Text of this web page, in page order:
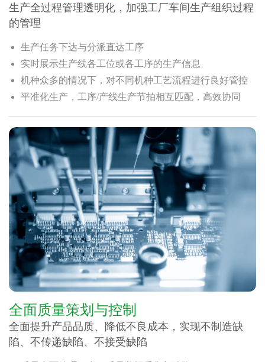
生产全过程管理透明化，加强工厂车间生产组织过程
的管理
生产任务下达与分派直达工序
实时展示生产线各工位或各工序的生产信息
机种众多的情况下，对不同机种工艺流程进行良好管控
平准化生产，工序/产线生产节拍相互匹配，高效协同
全面质量策划与控制
全面提升产品品质、降低不良成本，实现不制造缺
陷、不传递缺陷、不接受缺陷